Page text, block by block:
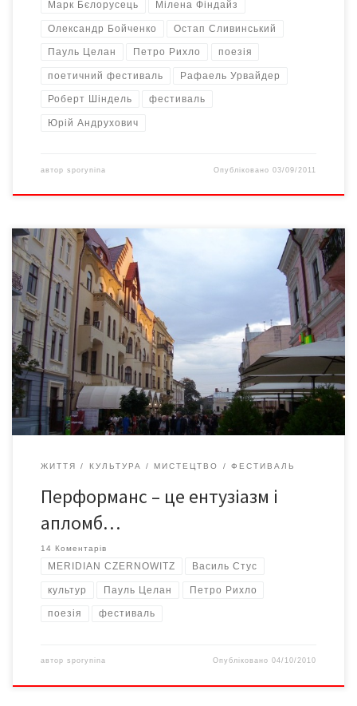
Марк Бєлорусець Мілена Фіндайз
Олександр Бойченко Остап Сливинський
Пауль Целан Петро Рихло поезія
поетичний фестиваль Рафаель Урвайдер
Роберт Шіндель фестиваль
Юрій Андрухович
автор sporynina Опубліковано03/09/2011
Досить помітно пройшов у Чернівцях перший міжнародний
поетичний фестиваль "MERIDIAN CZERNOWITZ". Численні
культурно-мистецькі заходи різноманітного плану, характеру,
естетики три дні відбувалися на відкритих майданчиків просто
неба, в академічних залах університету, музеїв, нічних клубах,
вулицях міста. У будь-якому випадку перформанс – це
ентузіазм і апломб. Це стосується перформансів і поетичного
фестивалю "MERIDIAN CZERNOWITZ".
ЖИТТЯ КУЛЬТУРА МИСТЕЦТВО ФЕСТИВАЛЬ
Перформанс – це ентузіазм і
апломб…
14 Коментарів
MERIDIAN CZERNOWITZ Василь Стус
культур Пауль Целан Петро Рихло
поезія фестиваль
автор sporynina Опубліковано04/10/2010